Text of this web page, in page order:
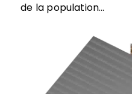
de la population…